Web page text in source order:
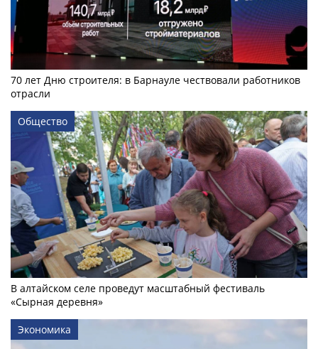
70 лет Дню строителя: в Барнауле чествовали работников
отрасли
Общество
В алтайском селе проведут масштабный фестиваль
«Сырная деревня»
Экономика